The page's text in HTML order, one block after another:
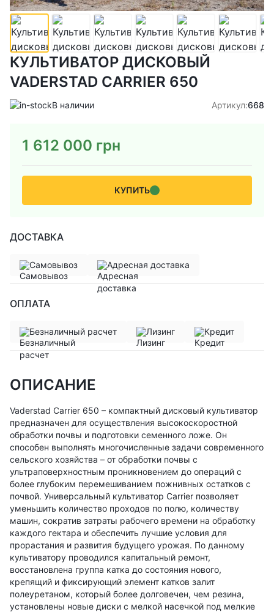
КУЛЬТИВАТОР ДИСКОВЫЙ
VADERSTAD CARRIER 650
В наличии Артикул:668
1 612 000 грн
КУПИТЬ
ДОСТАВКА
Самовывоз Адресная доставка
ОПЛАТА
Безналичный расчет Лизинг Кредит
ОПИСАНИЕ
Vaderstad Carrier 650 – компактный дисковый культиватор
предназначен для осуществления высокоскоростной
обработки почвы и подготовки семенного ложе. Он
способен выполнять многочисленные задачи современного
сельского хозяйства – от обработки почвы с
ультраповерхностным проникновением до операций с
более глубоким перемешиванием пожнивных остатков с
почвой. Универсальный культиватор Carrier позволяет
уменьшить количество проходов по полю, количеству
машин, сократив затраты рабочего времени на обработку
каждого гектара и обеспечить лучшие условия для
прорастания и развития будущего урожая. По данному
культиватору проводился капитальный ремонт,
восстановлена ​​группа катка до состояния нового,
крепящий и фиксирующий элемент катков залит
полеуретаном, который более долговечен, чем резина,
установлены новые диски с мелкой насечкой под мелкие